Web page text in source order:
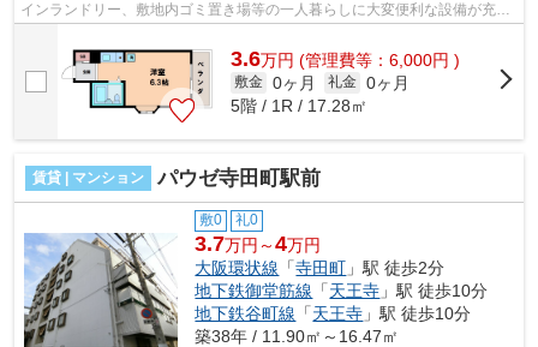
インランドリー、敷地内ゴミ置き場等の一人暮らしに大変便利な設備が充実
3.6万円 (管理費等：6,000円 )
敷金 0ヶ月 礼金 0ヶ月
5階 / 1R / 17.28㎡
賃貸 | マンション パウゼ寺田町駅前
敷0 礼0
3.7万円～4万円
大阪環状線 「寺田町 」駅 徒歩2分
地下鉄御堂筋線 「天王寺 」駅 徒歩10分
地下鉄谷町線 「天王寺 」駅 徒歩10分
築38年 / 11.90㎡～16.47㎡